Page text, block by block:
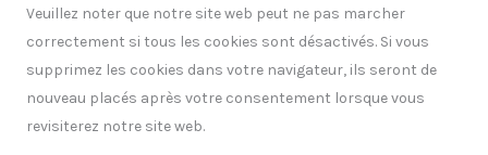
Veuillez noter que notre site web peut ne pas marcher
correctement si tous les cookies sont désactivés. Si vous
supprimez les cookies dans votre navigateur, ils seront de
nouveau placés après votre consentement lorsque vous
revisiterez notre site web.